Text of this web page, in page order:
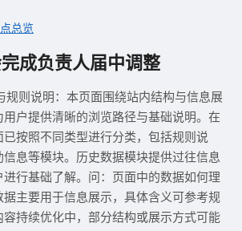
总览
成负责人届中调整
则说明：本页面围绕站内结构与信息展
户提供清晰的浏览路径与基础说明。在
按照不同类型进行分类，包括规则说
息等模块。历史数据模块提供过往信息
行基础了解。问：页面中的数据如何理
主要用于信息展示，具体含义可参考规
持续优化中，部分结构或展示方式可能